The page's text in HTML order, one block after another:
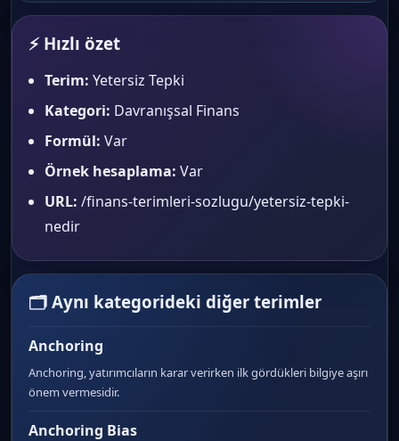
⚡ Hızlı özet
Terim: Yetersiz Tepki
Kategori: Davranışsal Finans
Formül: Var
Örnek hesaplama: Var
URL: /finans-terimleri-sozlugu/yetersiz-tepki-
nedir
🗂 Aynı kategorideki diğer terimler
Anchoring
Anchoring, yatırımcıların karar verirken ilk gördükleri bilgiye aşırı
önem vermesidir.
Anchoring Bias